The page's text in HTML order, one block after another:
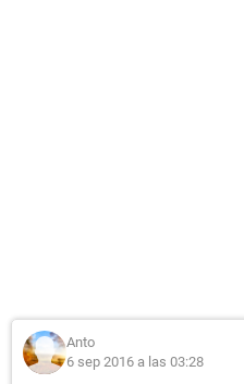
Anto
6 sep 2016 a las 03:28